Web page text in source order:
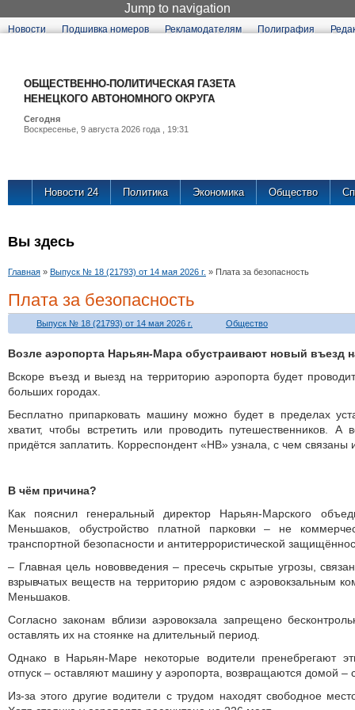
Jump to navigation
Новости Подшивка номеров Рекламодателям Полиграфия
ОБЩЕСТВЕННО-ПОЛИТИЧЕСКАЯ ГАЗЕТА
НЕНЕЦКОГО АВТОНОМНОГО ОКРУГА
Сегодня
Воскресенье, 9 августа 2026 года , 19:31
Новости 24 Политика Экономика Общество
Вы здесь
Главная » Выпуск № 18 (21793) от 14 мая 2026 г. » Плата за безопасность
Плата за безопасность
Выпуск № 18 (21793) от 14 мая 2026 г. Общество
Возле аэропорта Нарьян-Мара обустраивают новый въезд
Вскоре въезд и выезд на территорию аэропорта будет
больших городах.
Бесплатно припарковать машину можно будет в пределах
хватит, чтобы встретить или проводить путешественников. А
придётся заплатить. Корреспондент «НВ» узнала, с чем связаны
В чём причина?
Как пояснил генеральный директор Нарьян-Марского
Меньшаков, обустройство платной парковки – не
транспортной безопасности и антитеррористической
– Главная цель нововведения – пресечь скрытые угрозы,
взрывчатых веществ на территорию рядом с аэровокзальным
Меньшаков.
Согласно законам вблизи аэровокзала запрещено
оставлять их на стоянке на длительный период.
Однако в Нарьян-Маре некоторые водители пренебрегают
отпуск – оставляют машину у аэропорта, возвращаются домой –
Из-за этого другие водители с трудом находят свободное